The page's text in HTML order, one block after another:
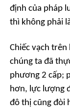
định của pháp
thì không phải
Chiếc vạch
chúng ta đã
phương 2 cấp;
hơn, lực lượng
đô thị cũng đòi